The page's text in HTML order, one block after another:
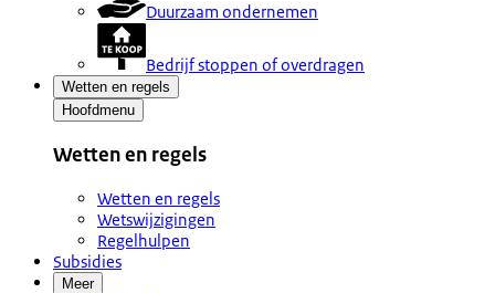
Duurzaam ondernemen
Bedrijf stoppen of overdragen
Wetten en regels
Hoofdmenu
Wetten en regels
Wetten en regels
Wetswijzigingen
Regelhulpen
Subsidies
Meer